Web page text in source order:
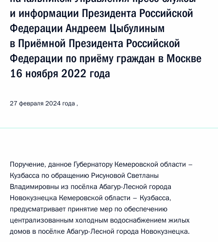
и информации Президента Российской
Федерации Андреем Цыбулиным
в Приёмной Президента Российской
Федерации по приёму граждан в Москве
16 ноября 2022 года
27 февраля 2024 года
Поручение, данное Губернатору Кемеровской области –
Кузбасса по обращению Рисуновой Светланы
Владимировны из посёлка Абагур-Лесной города
Новокузнецка Кемеровской области – Кузбасса,
предусматривает принятие мер по обеспечению
централизованным холодным водоснабжением жилых
домов в посёлке Абагур-Лесной города Новокузнецка.